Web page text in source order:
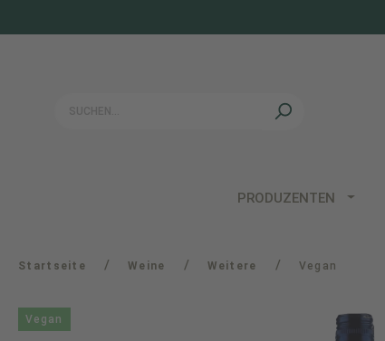
PRODUZENTEN
Startseite / Weine / Weitere / Vegan
Vegan